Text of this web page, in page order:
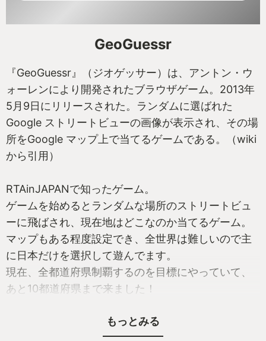
GeoGuessr
『GeoGuessr』（ジオゲッサー）は、アントン・ウ
ォーレンにより開発されたブラウザゲーム。2013年
5月9日にリリースされた。ランダムに選ばれた
Google ストリートビューの画像が表示され、その場
所をGoogle マップ上で当てるゲームである。（wiki
から引用）
RTAinJAPANで知ったゲーム。
ゲームを始めるとランダムな場所のストリートビュ
ーに飛ばされ、現在地はどこなのか当てるゲーム。
マップもある程度設定でき、全世界は難しいので主
に日本だけを選択して遊んでます。
現在、全都道府県制覇するのを目標にやっていて、
あと10都道府県まで来ました！
住宅地に飛ばされた時の迷路感。
青看板を見つけた時の嬉しさ。
もっとみる